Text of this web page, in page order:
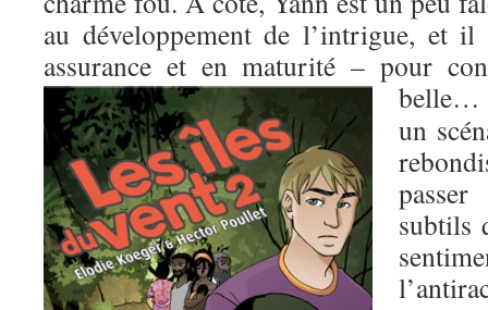
au développement de l’intrigue, et il
assurance et en maturité – pour
un
subtils